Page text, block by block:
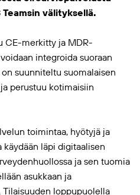
Teamsin välityksellä.
CE-merkitty ja MDR-
integroida suoraan
suunniteltu suomalaisen
perustuu kotimaisiin
toimintaa, hyötyjä ja
käydään läpi digitaalisen
ja sen tuomia
asukkaan ja
loppupuolella